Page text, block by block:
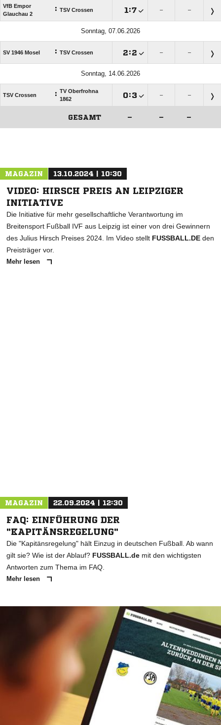
VfB Empor
Glauchau 2
: TSV Crossen : – –
Sonntag, 07.06.2026
SV 1946 Mosel : TSV Crossen : – –
Sonntag, 14.06.2026
TSV Crossen : TV Oberfrohna
1862
: – –
GESAMT – – –
MAGAZIN 13.10.2024 | 10:30
VIDEO: HIRSCH PREIS AN LEIPZIGER
INITIATIVE
Die Initiative für mehr gesellschaftliche Verantwortung im
Breitensport Fußball IVF aus Leipzig ist einer von drei Gewinnern
des Julius Hirsch Preises 2024. Im Video stellt FUSSBALL.DE den
Preisträger vor.
Mehr lesen
MAGAZIN 22.09.2024 | 12:30
FAQ: EINFÜHRUNG DER
"KAPITÄNSREGELUNG"
Die "Kapitänsregelung" hält Einzug in deutschen Fußball. Ab wann
gilt sie? Wie ist der Ablauf? FUSSBALL.de mit den wichtigsten
Antworten zum Thema im FAQ.
Mehr lesen